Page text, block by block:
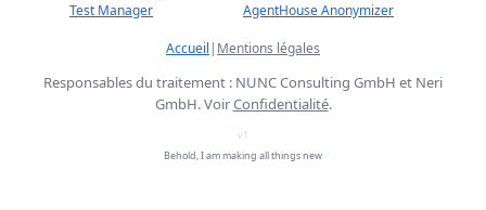
Test Manager
AgentHouse Anonymizer
Accueil | Mentions légales
Responsables du traitement : NUNC Consulting GmbH et Neri
GmbH. VoirConfidentialité.
v1
Behold, I am making all things new